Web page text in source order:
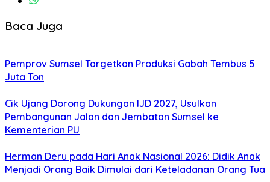
Baca Juga
Pemprov Sumsel Targetkan Produksi Gabah Tembus 5
Juta Ton
Cik Ujang Dorong Dukungan IJD 2027, Usulkan
Pembangunan Jalan dan Jembatan Sumsel ke
Kementerian PU
Herman Deru pada Hari Anak Nasional 2026: Didik Anak
Menjadi Orang Baik Dimulai dari Keteladanan Orang Tua